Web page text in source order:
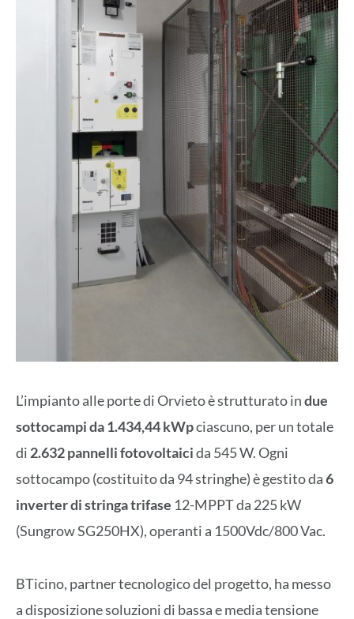
L’impianto alle porte di Orvieto è strutturato indue
sottocampi da 1.434,44 kWpciascuno, per un totale
di2.632 pannelli fotovoltaicida 545 W. Ogni
sottocampo (costituito da 94 stringhe) è gestito da6
inverter di stringa trifase 12-MPPT da 225 kW
(Sungrow SG250HX), operanti a 1500Vdc/800 Vac.
BTicino, partner tecnologico del progetto, ha messo
a disposizione soluzioni di bassa e media tensione